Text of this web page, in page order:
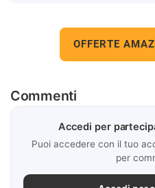
OFFERTE
Commenti
Accedi per
Puoi accedere con il tuo
per